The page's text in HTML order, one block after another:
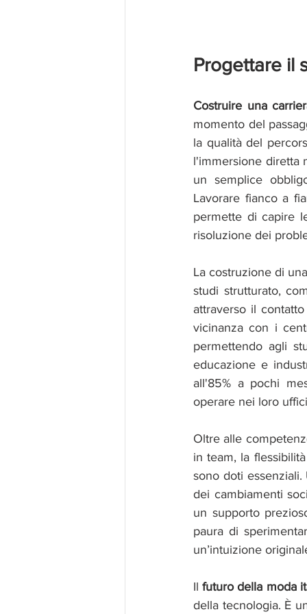
Progettare il
Costruire una
momento del
la qualità del
l'immersione diretta
un semplice
Lavorare fianco a
permette di capire
risoluzione dei
La costruzione di
studi strutturato,
attraverso il
vicinanza con i
permettendo agli
educazione e
all'85% a pochi
operare nei loro
Oltre alle
in team, la
sono doti essenziali.
dei cambiamenti
un supporto
paura di
un’intuizione
Il futuro della moda
della tecnologia. È